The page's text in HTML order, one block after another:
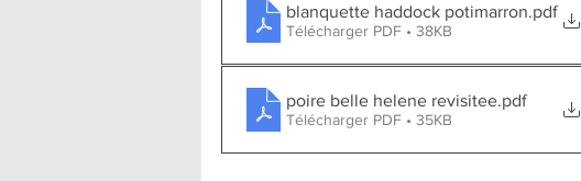
blanquette haddock potimarron.pdf
Télécharger PDF • 38KB
poire belle helene revisitee.pdf
Télécharger PDF • 35KB